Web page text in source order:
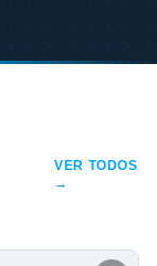
VER TODOS
→